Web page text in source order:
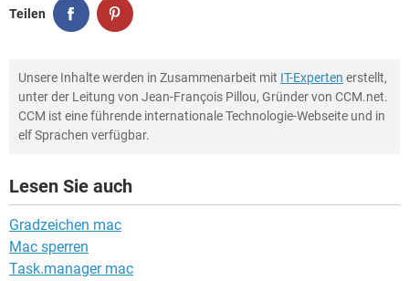
Teilen
Unsere Inhalte werden in Zusammenarbeit mit IT-Experten erstellt,
unter der Leitung von Jean-François Pillou, Gründer von CCM.net.
CCM ist eine führende internationale Technologie-Webseite und in
elf Sprachen verfügbar.
Lesen Sie auch
Gradzeichen mac
Mac sperren
Task.manager mac